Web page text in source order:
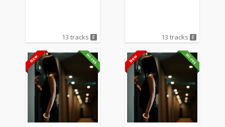
13 tracks 13 tracks